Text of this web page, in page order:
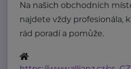
Na našich obchodních
najdete vždy profesionála,
rád poradí a pomůže.